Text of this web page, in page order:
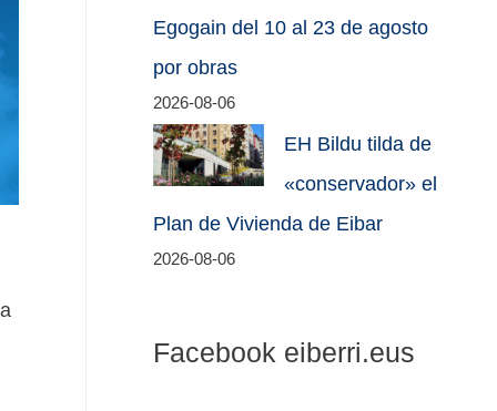
Egogain del 10 al 23 de agosto
por obras
2026-08-06
EH Bildu tilda de
«conservador» el
Plan de Vivienda de Eibar
2026-08-06
Facebook eiberri.eus